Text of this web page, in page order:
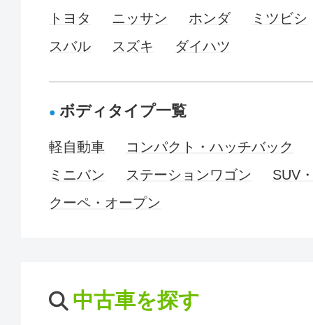
トヨタ ニッサン ホンダ
ミツビシ
スバル
スズキ ダイハツ
ボディタイプ一覧
軽自動車
コンパクト・ハッチバック
ミニバン
ステーションワゴン
SUV
クーペ・オープン
中古車を探す